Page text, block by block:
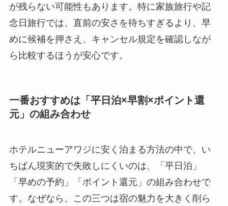
が残らない可能性もあります。特に家族旅行や記
念日旅行では、直前の安さを待ちすぎるより、早
めに候補を押さえ、キャンセル規定を確認しなが
ら比較するほうが安心です。
一番おすすめは「平日泊×早割×ポイント還
元」の組み合わせ
ホテルニューアワジに安く泊まる方法の中で、い
ちばん現実的で失敗しにくいのは、「平日泊」
「早めの予約」「ポイント還元」の組み合わせで
す。なぜなら、この三つは宿の魅力を大きく削ら